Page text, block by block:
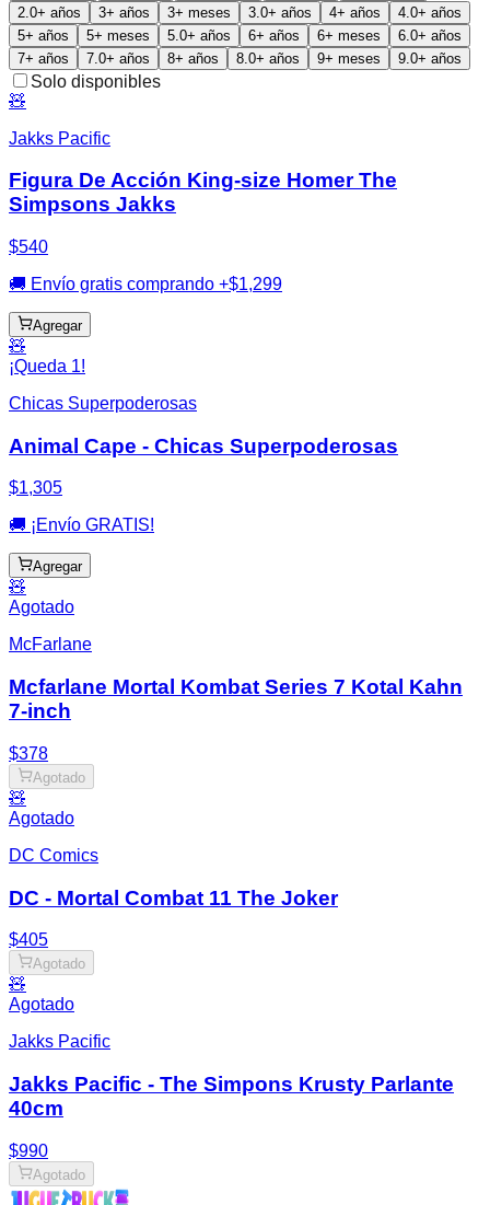
2.0+ años 3+ años 3+ meses 3.0+ años 4+ años
4.0+ años
5+ años
5+ meses 5.0+ años 6+ años 6+ meses
6.0+ años
7+ años
7.0+ años 8+ años 8.0+ años 9+ meses 9.0+ años
Solo disponibles
🧸
Jakks Pacific
Figura De Acción King-size Homer The
Simpsons Jakks
$540
🚚 Envío gratis comprando +$1,299
Agregar
🧸
¡Queda 1!
Chicas Superpoderosas
Animal Cape - Chicas Superpoderosas
$1,305
🚚 ¡Envío GRATIS!
Agregar
🧸
Agotado
McFarlane
Mcfarlane Mortal Kombat Series 7 Kotal Kahn
7-inch
$378
Agotado
🧸
Agotado
DC Comics
DC - Mortal Combat 11 The Joker
$405
Agotado
🧸
Agotado
Jakks Pacific
Jakks Pacific - The Simpons Krusty Parlante
40cm
$990
Agotado